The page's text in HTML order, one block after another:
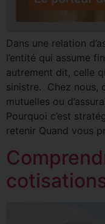
Dans une relation
l’entité qui assume
autrement dit, celle
sinistre. Chez nous,
mutuelles ou
Pourquoi c’est
retenir Quand vous